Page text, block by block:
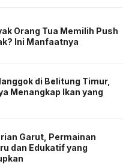
Orang Tua Memilih Push
Ini Manfaatnya
di Belitung Timur,
Menangkap Ikan yang
Garut, Permainan
dan Edukatif yang